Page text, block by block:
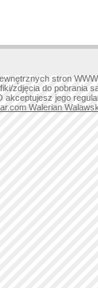
stron
zdjęcia do pobrania
akceptujesz jego
Walerian